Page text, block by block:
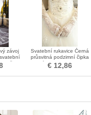
závoj
Svatební rukavice Černá
průsvitná podzimní čipka
stínka Lace Fabric
€ 12,86